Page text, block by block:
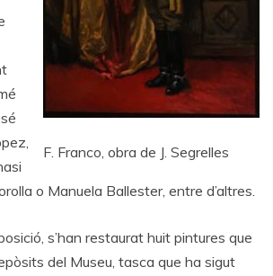
F. Franco, obra de J. Segrelles
o Manuela Ballester, entre d’altres.
s’han restaurat huit pintures que
del Museu, tasca que ha sigut